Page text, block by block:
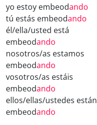
yo estoy embeodando
tú estás embeodando
él/ella/usted está
embeodando
nosotros/as estamos
embeodando
vosotros/as estáis
embeodando
ellos/ellas/ustedes están
embeodando